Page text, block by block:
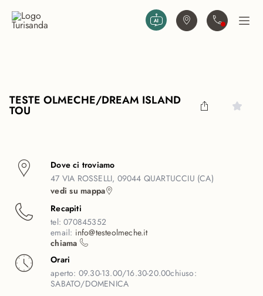
Trova agenziaContattaciApri
TESTE OLMECHE/DREAM ISLAND
TOU
Dove ci troviamo
47 VIA ROSSELLI, 09044 QUARTUCCIU (CA)
vedi su mappa
Recapiti
tel:070845352
email: info@testeolmeche.it
chiama
Orari
aperto: 09.30-13.00/16.30-20.00chiuso:
SABATO/DOMENICA